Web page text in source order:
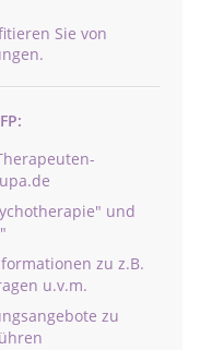
Sie von
und
zu z.B.
u.v.m.
zu